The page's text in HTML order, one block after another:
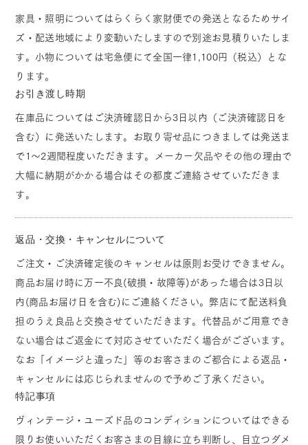
家具・照明についてはらくらく家財便での発送となるためサイ
ズ・配送地域により変動いたしますので別途お見積りいたしま
す。小物については宅急便にて全国一律1,100円（税込）とな
ります。
お引き渡し時期
在庫品についてはご決済確認日から3日以内（ご決済確認日を
含む）に発送いたします。お取り寄せ品につきましては発送ま
で1～2週間程度いただきます。メーカー欠品やその他の理由で
大幅に納期がかかる場合はその都度ご連絡させていただきま
す。
返品・交換・キャンセルについて
ご注文・ご決済確定後のキャンセルは原則お受けできません。
商品お届け時に万一不良(破損・故障等)があった場合は3日以
内(商品お届け日を含む)にご連絡ください。弊店にて配送料負
担のうえ良品と交換させていただきます。代替品がご用意でき
ない場合はご返金にて対応させていただく場合がございます。
なお「イメージと違った」等のお客さまのご都合による返品・
キャンセルには応じられませんので予めご了承ください。
特記事項
ヴィンテージ・ユーズド品のコンディションについてはできる
限りお使いいただくお客さまの目線に立ち判断し、目立つダメ